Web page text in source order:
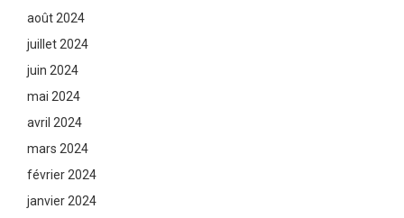
août 2024
juillet 2024
juin 2024
mai 2024
avril 2024
mars 2024
février 2024
janvier 2024